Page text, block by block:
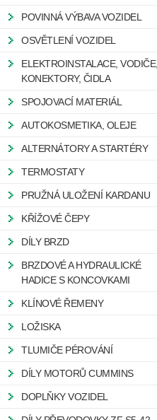
POVINNÁ VÝBAVA VOZIDEL
OSVĚTLENÍ VOZIDEL
ELEKTROINSTALACE, VODIČE,
KONEKTORY, ČIDLA
SPOJOVACÍ MATERIÁL
AUTOKOSMETIKA, OLEJE
ALTERNÁTORY A STARTÉRY
TERMOSTATY
PRUŽNÁ ULOŽENÍ KARDANU
KŘÍŽOVÉ ČEPY
DÍLY BRZD
BRZDOVÉ A HYDRAULICKÉ
HADICE S KONCOVKAMI
KLÍNOVÉ ŘEMENY
LOŽISKA
TLUMIČE PÉROVÁNÍ
DÍLY MOTORŮ CUMMINS
DOPLŇKY VOZIDEL